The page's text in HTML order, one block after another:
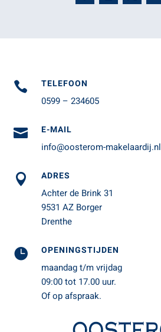
 TELEFOON
0599 – 234605
 E-MAIL
info@oosterom-makelaardij.nl
 ADRES
Achter de Brink 31
9531 AZ Borger
Drenthe
 OPENINGSTIJDEN
maandag t/m vrijdag
09:00 tot 17.00 uur.
Of op afspraak.